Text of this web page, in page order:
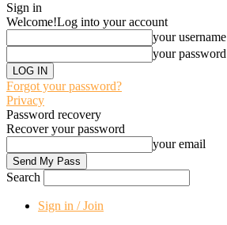
Sign in
Welcome!Log into your account
your username
your password
Forgot your password?
Privacy
Password recovery
Recover your password
your email
Search
Sign in / Join